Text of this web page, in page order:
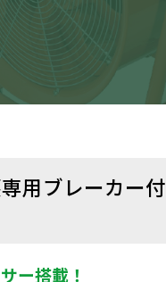
用ブレーカー付
ー搭載！